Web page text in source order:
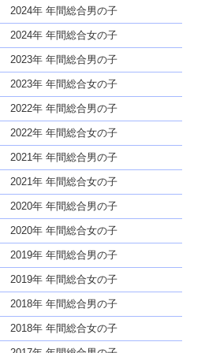
名前であっても奇抜すぎない
2024年 年間総合男の子
2024年 年間総合女の子
2023年 年間総合男の子
2023年 年間総合女の子
2022年 年間総合男の子
2022年 年間総合女の子
2021年 年間総合男の子
2021年 年間総合女の子
2020年 年間総合男の子
2020年 年間総合女の子
2019年 年間総合男の子
2019年 年間総合女の子
2018年 年間総合男の子
2018年 年間総合女の子